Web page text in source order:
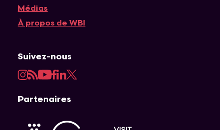
Médias
À propos de WBI
Suivez-nous
Instagram
RSSYouTube
Facebook
LinkedIn
Twitter
Partenaires
AWEX
Visit Wallonia